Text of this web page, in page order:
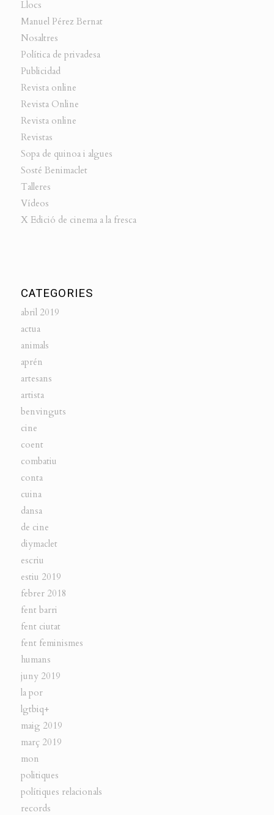
Llocs
Manuel Pérez Bernat
Nosaltres
Política de privadesa
Publicidad
Revista online
Revista Online
Revista online
Revistas
Sopa de quinoa i algues
Sosté Benimaclet
Talleres
Vídeos
X Edició de cinema a la fresca
CATEGORIES
abril 2019
actua
animals
aprén
artesans
artista
benvinguts
cine
coent
combatiu
conta
cuina
dansa
de cine
diymaclet
escriu
estiu 2019
febrer 2018
fent barri
fent ciutat
fent feminismes
humans
juny 2019
la por
lgtbiq+
maig 2019
març 2019
mon
politiques
polítiques relacionals
records